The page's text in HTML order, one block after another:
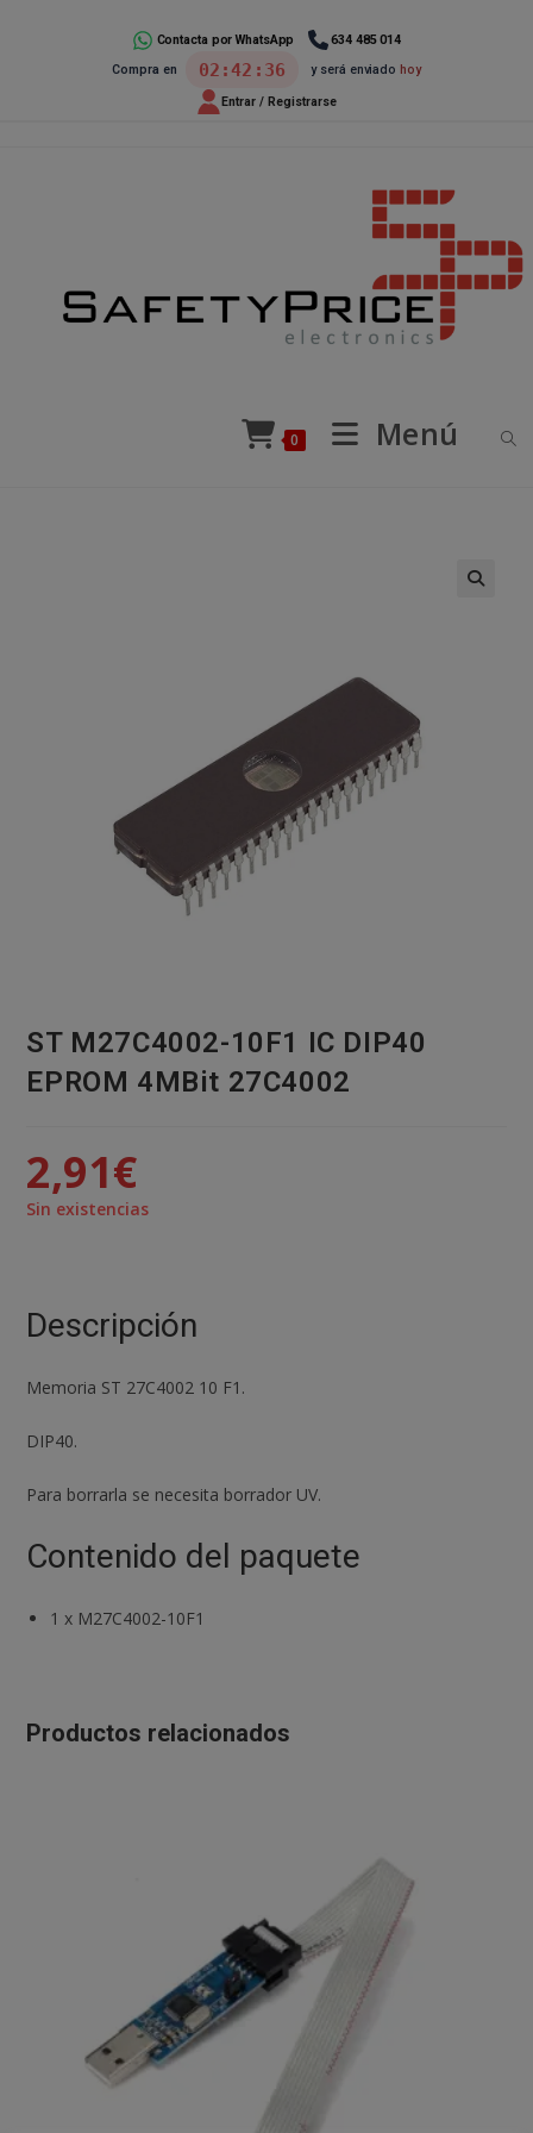
Contacta por WhatsApp
634 485 014
Compra en
02:42:36 y será enviado hoy
Entrar / Registrarse
0 Menú
ST M27C4002-10F1 IC DIP40
EPROM 4MBit 27C4002
2,91€
Sin existencias
Descripción
Memoria ST 27C4002 10 F1.
DIP40.
Para borrarla se necesita borrador UV.
Contenido del paquete
1 x M27C4002-10F1
Productos relacionados